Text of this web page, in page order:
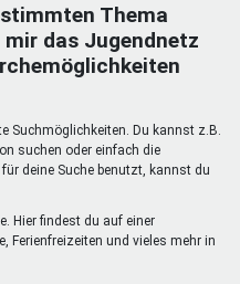
Thema
das Jugendnetz
Suchmöglichkeiten. Du kannst z.B.
suchen oder einfach die
deine Suche benutzt, kannst du
Hier findest du auf einer
Ferienfreizeiten und vieles mehr in